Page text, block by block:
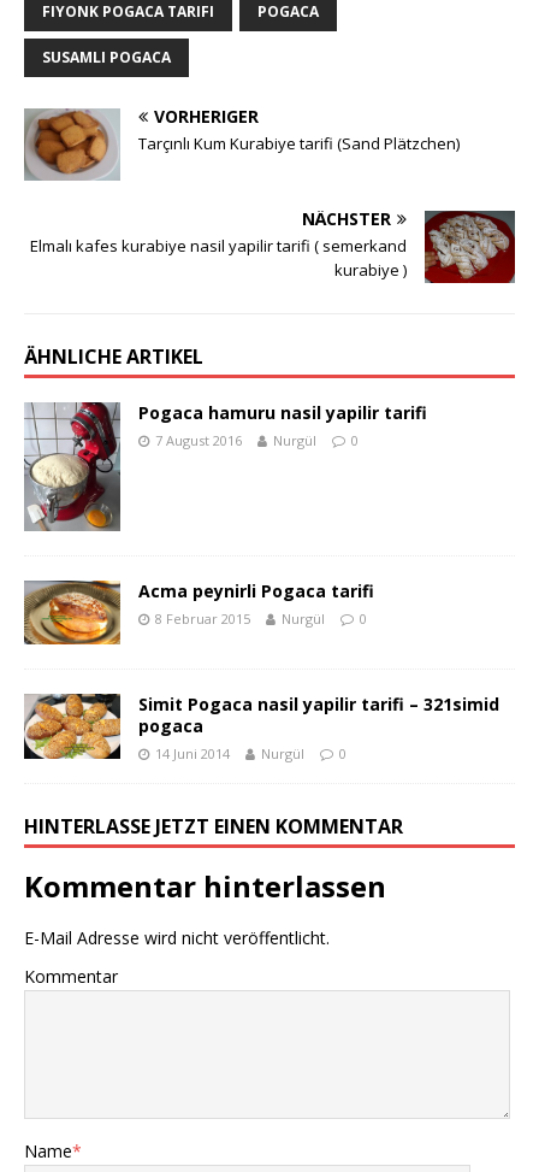
FIYONK POGACA TARIFI POGACA
SUSAMLI POGACA
VORHERIGER
Tarçınlı Kum Kurabiye tarifi (Sand Plätzchen)
NÄCHSTER
Elmalı kafes kurabiye nasil yapilir tarifi ( semerkand
kurabiye )
ÄHNLICHE ARTIKEL
Pogaca hamuru nasil yapilir tarifi
7 August 2016 Nurgül 0
Acma peynirli Pogaca tarifi
8 Februar 2015 Nurgül 0
Simit Pogaca nasil yapilir tarifi – 321simid
pogaca
14 Juni 2014 Nurgül 0
HINTERLASSE JETZT EINEN KOMMENTAR
Kommentar hinterlassen
E-Mail Adresse wird nicht veröffentlicht.
Kommentar
Name*